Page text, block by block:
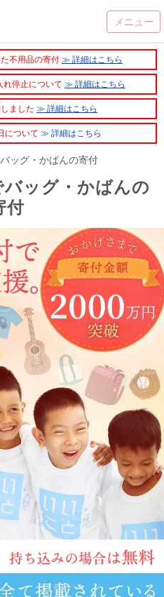
不用品の寄付 ≫ 詳細はこちら
れ停止について ≫ 詳細はこちら
ました ≫ 詳細はこちら
について ≫ 詳細はこちら
ッグ・かばんの寄付
ッグ・かばんの
付